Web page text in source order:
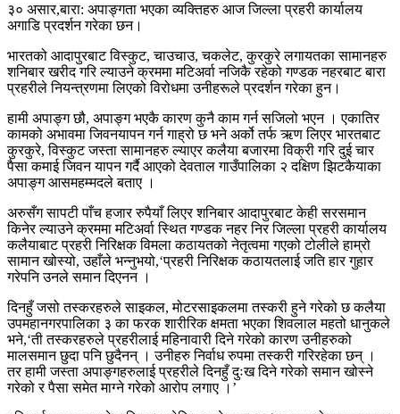
३० असार,बारा: अपाङ्गता भएका व्यक्तिहरु आज जिल्ला प्रहरी कार्यालय
अगाडि प्रदर्शन गरेका छन।
भारतको आदापुरबाट विस्कुट, चाउचाउ, चकलेट, कुरकुरे लगायतका सामानहरु
शनिबार खरीद गरि ल्याउने क्रममा मटिअर्वा नजिकै रहेको गण्डक नहरबाट बारा
प्रहरीले नियन्त्रणमा लिएको विरोधमा उनीहरूले प्रदर्शन गरेका हुन।
हामी अपाङ्ग छौ, अपाङ्ग भएकै कारण कुनै काम गर्न सजिलो भएन । एकातिर
कामको अभावमा जिवनयापन गर्न गाह्रो छ भने अर्को तर्फ ऋण लिएर भारतबाट
कुरकुरे, विस्कुट जस्ता सामानहरु ल्याएर कलैया बजारमा विक्री गरि दुई चार
पैसा कमाई जिवन यापन गर्दै आएको देवताल गाउँपालिका २ दक्षिण झिटकैयाका
अपाङ्ग आसमहम्मदले बताए ।
अरुसँग सापटी पाँच हजार रुपैयाँ लिएर शनिबार आदापुरबाट केही सरसमान
किनेर ल्याउने क्रममा मटिअर्वा स्थित गण्डक नहर निर जिल्ला प्रहरी कार्यालय
कलैयाबाट प्रहरी निरिक्षक विमला कठायतको नेतृत्वमा गएको टोलीले हाम्रो
सामान खोस्यो, उहाँले भन्नुभयो,‘प्रहरी निरिक्षक कठायतलाई जति हार गुहार
गरेपनि उनले समान दिएनन ।
दिनहुँ जसो तस्करहरुले साइकल, मोटरसाइकलमा तस्करी हुने गरेको छ कलैया
उपमहानगरपालिका ३ का फरक शारीरिक क्षमता भएका शिवलाल महतो धानुकले
भने,‘ती तस्करहरुले प्रहरीलाई महिनावारी दिने गरेको कारण उनीहरुको
मालसमान छुदा पनि छुदैनन् । उनीहरु निर्वाध रुपमा तस्करी गरिरहेका छन् ।
तर हामी जस्ता अपाङ्गहरुलाई प्रहरीले दिनहुँ दुःख दिने गरेको समान खोस्ने
गरेको र पैसा समेत माग्ने गरेको आरोप लगाए ।’